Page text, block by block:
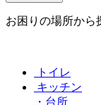
お困りの場所から
トイレ
キッチン
・台所